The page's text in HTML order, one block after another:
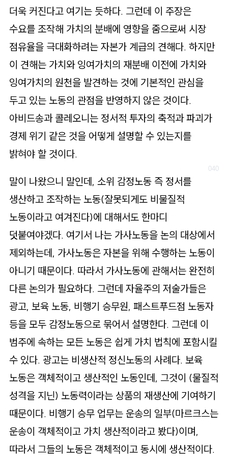
더욱 커진다고 여기는 듯하다. 그런데 이 주장은
수요를 조작해 가치의 분배에 영향을 줌으로써 시장
점유율을 극대화하려는 자본가 계급의 견해다. 하지만
이 견해는 가치와 잉여가치의 재분배 이전에 가치와
잉여가치의 원천을 발견하는 것에 기본적인 관심을
두고 있는 노동의 관점을 반영하지 않은 것이다.
아비드송과 콜레오니는 정서적 투자의 축적과 파괴가
경제 위기 같은 것을 어떻게 설명할 수 있는지를
밝혀야 할 것이다.
말이 나왔으니 말인데, 소위 감정노동 즉 정서를
생산하고 조작하는 노동(잘못되게도 비물질적
노동이라고 여겨진다)에 대해서도 한마디
덧붙여야겠다. 여기서 나는 가사노동을 논의 대상에서
제외하는데, 가사노동은 자본을 위해 수행하는 노동이
아니기 때문이다. 따라서 가사노동에 관해서는 완전히
다른 논의가 필요하다. 그런데 자율주의 저술가들은
광고, 보육 노동, 비행기 승무원, 패스트푸드점 노동자
등을 모두 감정노동으로 묶어서 설명한다. 그런데 이
범주에 속하는 모든 노동은 쉽게 가치 법칙에 포함시킬
수 있다. 광고는 비생산적 정신노동의 사례다. 보육
노동은 객체적이고 생산적인 노동인데, 그것이 (물질적
성격을 지닌) 노동력이라는 상품의 재생산에 기여하기
때문이다. 비행기 승무 업무는 운송의 일부(마르크스는
운송이 객체적이고 가치 생산적이라고 봤다)이며,
따라서 그들의 노동은 객체적이고 동시에 생산적이다.